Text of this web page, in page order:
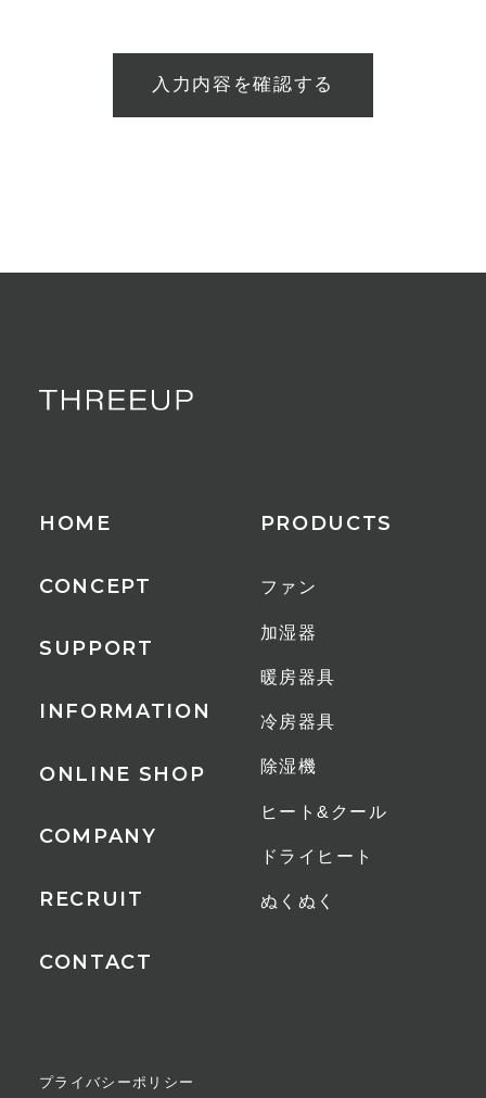
入力内容を確認する
HOME
CONCEPT
SUPPORT
INFORMATION
PRODUCTS
ファン
加湿器
暖房器具
冷房器具
除湿機
ヒート&クール
ドライヒート
ぬくぬく
ONLINE SHOP
COMPANY
RECRUIT
CONTACT
プライバシーポリシー